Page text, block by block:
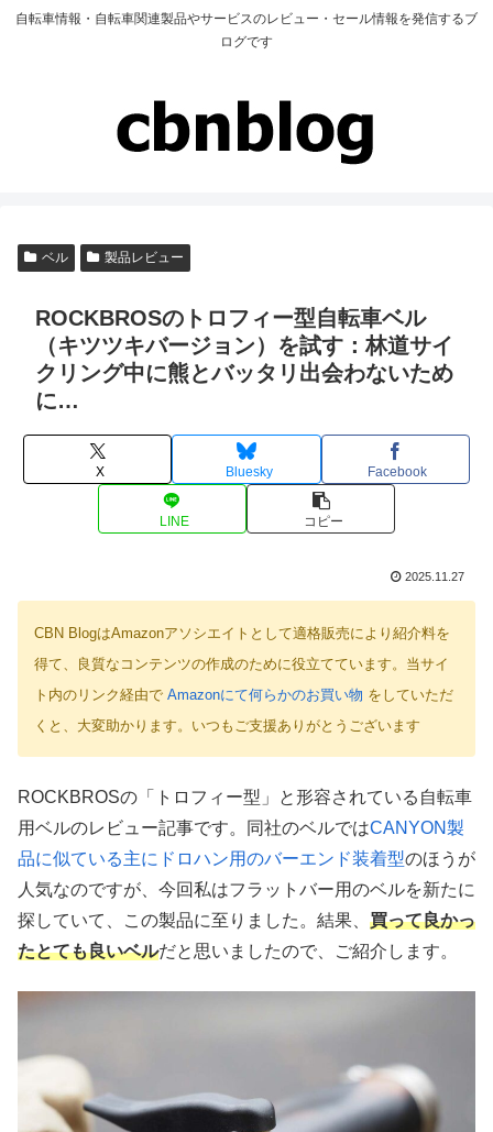
自転車情報・自転車関連製品やサービスのレビュー・セール情報を発信するブ
ログです
ベル 製品レビュー
ROCKBROSのトロフィー型自転車ベル
（キツツキバージョン）を試す：林道サイ
クリング中に熊とバッタリ出会わないため
に…
X Bluesky Facebook
LINE コピー
2025.11.27
CBN BlogはAmazonアソシエイトとして適格販売により紹介料を
得て、良質なコンテンツの作成のために役立てています。当サイ
ト内のリンク経由で Amazonにて何らかのお買い物 をしていただ
くと、大変助かります。いつもご支援ありがとうございます
ROCKBROSの「トロフィー型」と形容されている自転車
用ベルのレビュー記事です。同社のベルではCANYON製
品に似ている主にドロハン用のバーエンド装着型のほうが
人気なのですが、今回私はフラットバー用のベルを新たに
探していて、この製品に至りました。結果、 買って良かっ
たとても良いベルだと思いましたので、ご紹介します。